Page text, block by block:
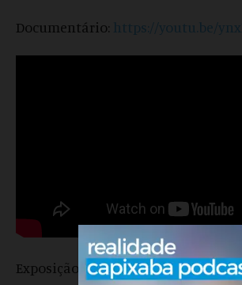
.Anúncio
Documentário: https://youtu.be/
Exposição de Fotos